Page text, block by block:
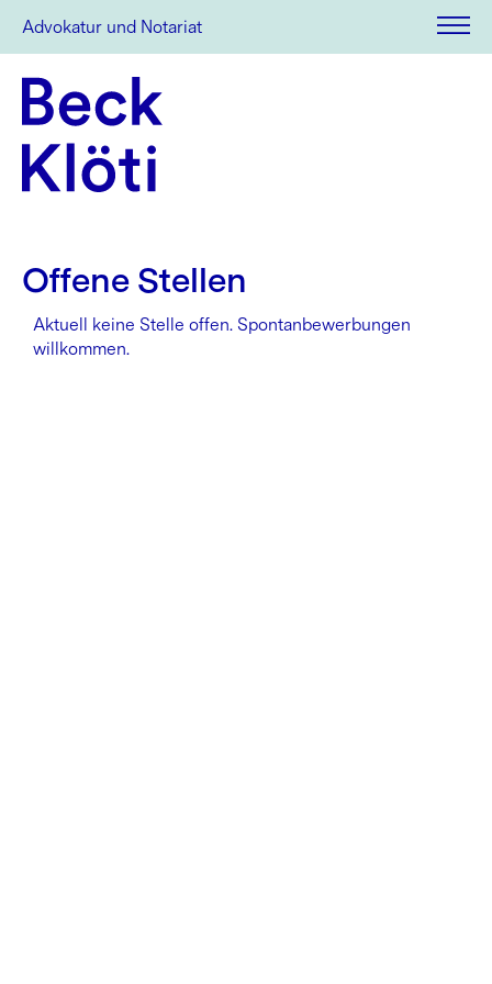
Advokatur und Notariat
Offene Stellen
Aktuell keine Stelle offen. Spontanbewerbungen
willkommen.